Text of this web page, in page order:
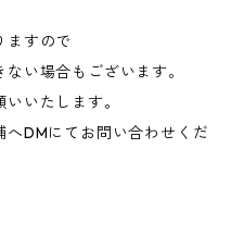
ますので
い場合もございます。
いたします。
DMにてお問い合わせくだ